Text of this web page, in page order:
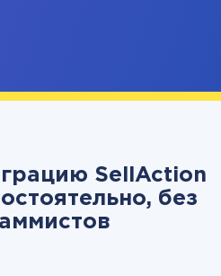
SellAction
без